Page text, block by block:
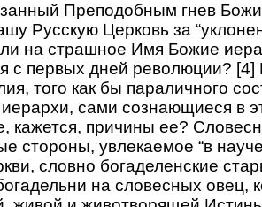
Преподобным гнев
Русскую Церковь за
на страшное Имя Божие
с первых дней революции? [4]
того как бы параличного
сами сознающиеся в
кажется, причины ее?
стороны, увлекаемое “в
словно богаделенские
на словесных овец,